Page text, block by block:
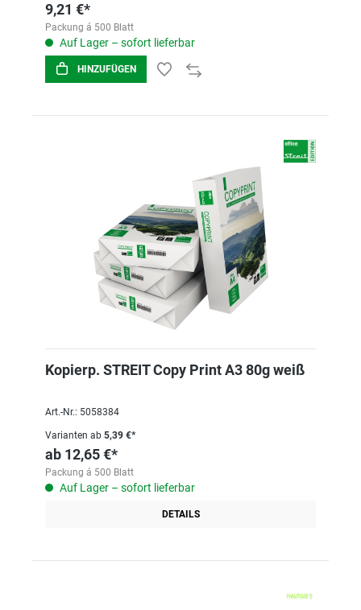
9,21 €*
Packung á 500 Blatt
Auf Lager – sofort lieferbar
HINZUFÜGEN
Kopierp. STREIT Copy Print A3 80g weiß
Art.-Nr.: 5058384
Varianten ab 5,39 €*
ab 12,65 €*
Packung á 500 Blatt
Auf Lager – sofort lieferbar
DETAILS